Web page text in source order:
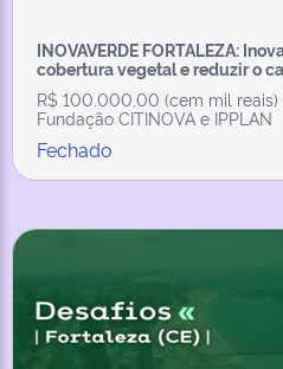
INOVAVERDE FORTALEZA:
cobertura vegetal e reduzir o
R$ 100.000,00 (cem mil reais)
Fundação CITINOVA e IPPLAN
Fechado